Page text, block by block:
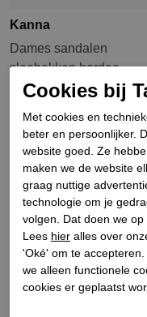
Kanna
Dames sandalen
sleehakken bordea
€ 109,90
Cookies bij
Met cookies en
beter en persoonlijker.
website goed. Ze
maken we de website
graag nuttige
technologie om je
volgen. Dat doen we
Lees hier alles over
'Oké' om te
we alleen functionele
cookies er geplaatst